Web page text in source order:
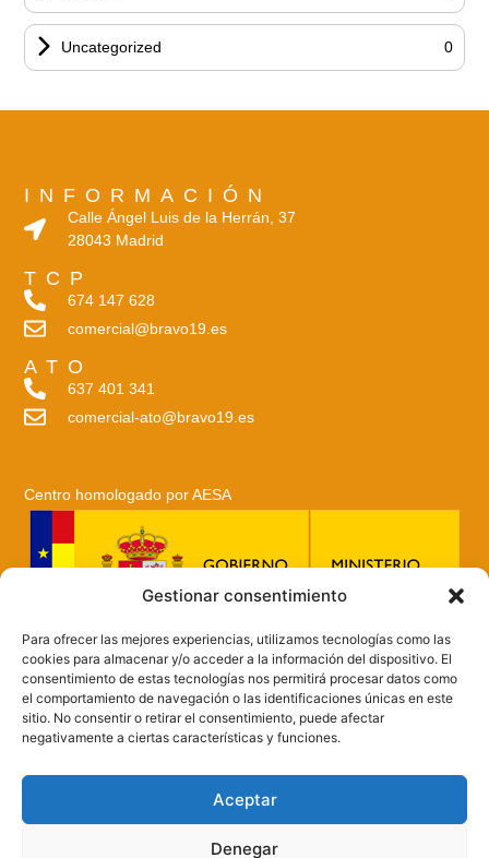
Gestionar consentimiento
Para ofrecer las mejores experiencias, utilizamos tecnologías como las
cookies para almacenar y/o acceder a la información del dispositivo. El
consentimiento de estas tecnologías nos permitirá procesar datos como
el comportamiento de navegación o las identificaciones únicas en este
sitio. No consentir o retirar el consentimiento, puede afectar
negativamente a ciertas características y funciones.
Aceptar
Denegar
Uncategorized 0
INFORMACIÓN
Calle Ángel Luis de la Herrán, 37
28043 Madrid
TCP
674 147 628
comercial@bravo19.es
ATO
637 401 341
comercial-ato@bravo19.es
Centro homologado por AESA
BRAVO19 A LA VANGUARDIA DE LA FORMACIÓN
AERONÁUTICA.
Aviso legalPrivacidad